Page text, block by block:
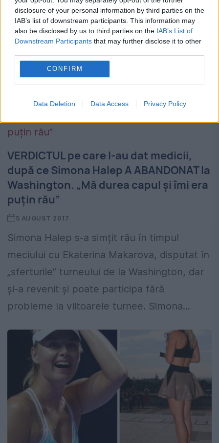
disclosure of your personal information by third parties on the
IAB’s list of downstream participants. This information may
also be disclosed by us to third parties on the IAB’s List of
Downstream Participants that may further disclose it to other
CONFIRM
Data Deletion Data Access Privacy Policy
(Toronto/7-13 august), competiție pe care a
câștigat-o anul trecut. În această rundă,
VERDICTUL pe care l-au dat medicii,
după ce Simona Halep A ABANDONAT la
Washington. „Mă durea capul și îmi era
puțin rău”
5 AUGUST 2017
Simona Halep s-a simțit rău în timpul
meciului cu Ekaterina Makarova, disputat în
„sferturile” turneului de la Washington, dar
și-a revenit și poate participa fără
probleme la viitoarele turnee. Simona...